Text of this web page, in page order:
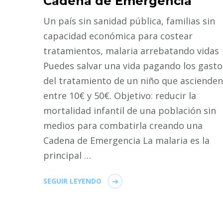
Un país sin sanidad pública, familias sin
capacidad económica para costear
tratamientos, malaria arrebatando vidas
Puedes salvar una vida pagando los
del tratamiento de un niño que ascienden
entre 10€ y 50€. Objetivo: reducir la
mortalidad infantil de una población sin
medios para combatirla creando una
Cadena de Emergencia La malaria es la
principal …
SEGUIR LEYENDO